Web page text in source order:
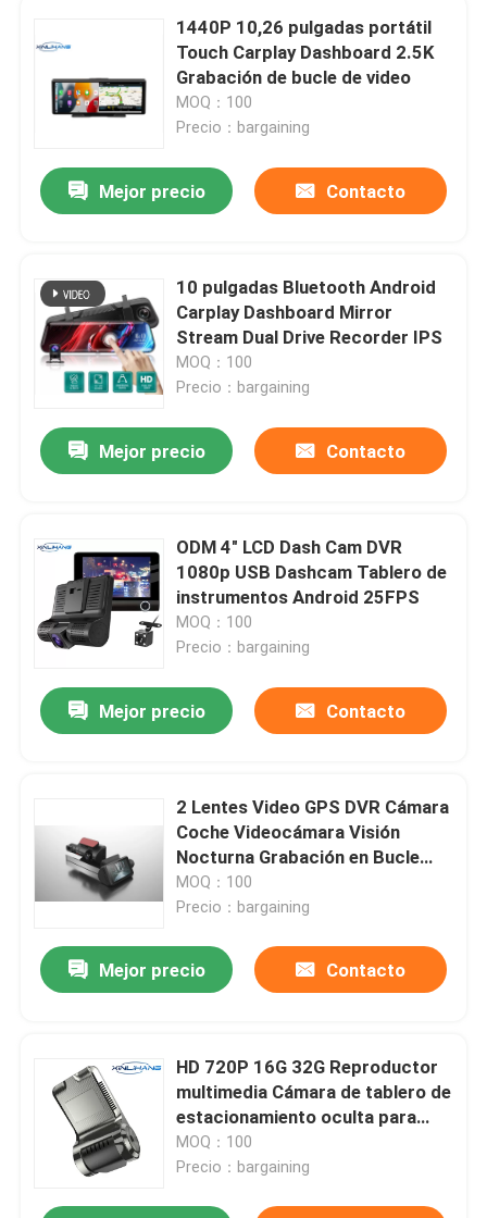
1440P 10,26 pulgadas portátil
Touch Carplay Dashboard 2.5K
Grabación de bucle de video
MOQ：100
Precio：bargaining
Mejor precio Contacto
10 pulgadas Bluetooth Android
Carplay Dashboard Mirror
Stream Dual Drive Recorder IPS
MOQ：100
Precio：bargaining
Mejor precio Contacto
ODM 4" LCD Dash Cam DVR
1080p USB Dashcam Tablero de
instrumentos Android 25FPS
MOQ：100
Precio：bargaining
Mejor precio Contacto
2 Lentes Video GPS DVR Cámara
Coche Videocámara Visión
Nocturna Grabación en Bucle
FHD1080P
MOQ：100
Precio：bargaining
Mejor precio Contacto
HD 720P 16G 32G Reproductor
multimedia Cámara de tablero de
estacionamiento oculta para
automóvil
MOQ：100
Precio：bargaining